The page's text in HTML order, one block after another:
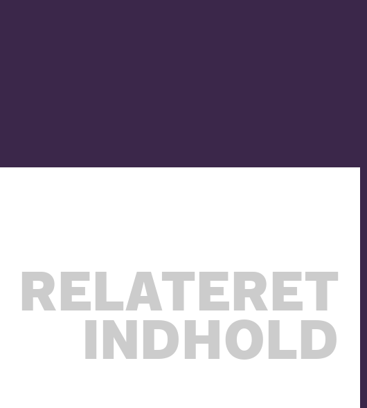
RELATERET
INDHOLD